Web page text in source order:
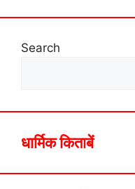
Search
धार्मिक किताबें